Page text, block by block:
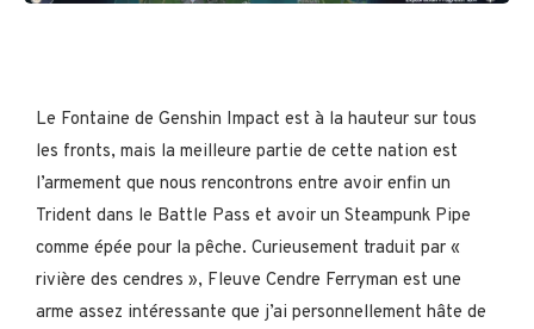
Le Fontaine de Genshin Impact est à la hauteur sur tous
les fronts, mais la meilleure partie de cette nation est
l’armement que nous rencontrons entre avoir enfin un
Trident dans le Battle Pass et avoir un Steampunk Pipe
comme épée pour la pêche. Curieusement traduit par «
rivière des cendres », Fleuve Cendre Ferryman est une
arme assez intéressante que j’ai personnellement hâte de